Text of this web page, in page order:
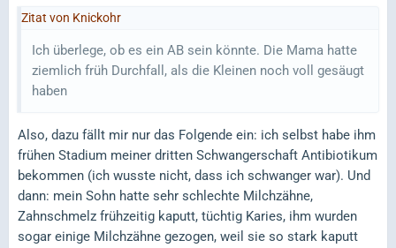
Zitat von Knickohr
Ich überlege, ob es ein AB sein könnte. Die Mama hatte
ziemlich früh Durchfall, als die Kleinen noch voll gesäugt
haben
Also, dazu fällt mir nur das Folgende ein: ich selbst habe ihm
frühen Stadium meiner dritten Schwangerschaft Antibiotikum
bekommen (ich wusste nicht, dass ich schwanger war). Und
dann: mein Sohn hatte sehr schlechte Milchzähne,
Zahnschmelz frühzeitig kaputt, tüchtig Karies, ihm wurden
sogar einige Milchzähne gezogen, weil sie so stark kaputt